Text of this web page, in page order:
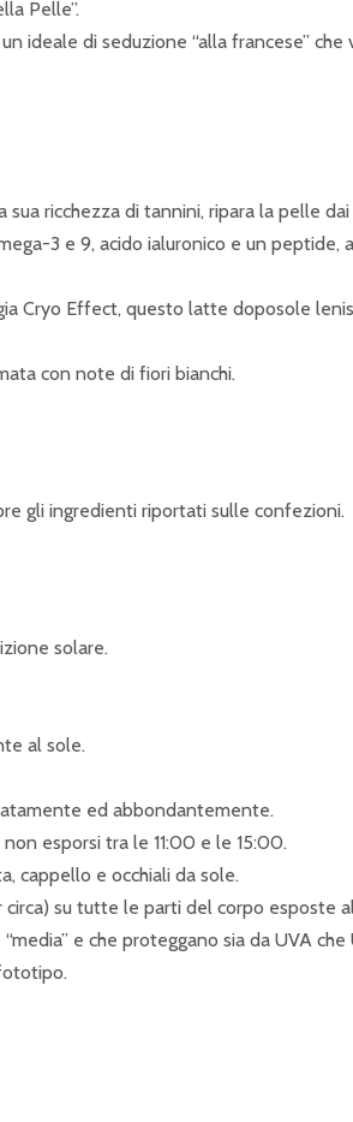
Pelle”.
ideale di seduzione “alla francese”
ricchezza di tannini, ripara la pelle
3 e 9, acido ialuronico e un
Cryo Effect, questo latte doposole
con note di fiori bianchi.
gli ingredienti riportati sulle confezioni.
solare.
al sole.
ed abbondantemente.
esporsi tra le 11:00 e le 15:00.
cappello e occhiali da sole.
su tutte le parti del corpo esposte
e che proteggano sia da UVA che